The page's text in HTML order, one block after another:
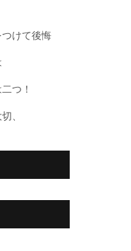
けて後悔
つ！
切、